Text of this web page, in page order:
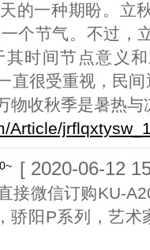
的一种期盼。立
个节气。不过，
时间节点意义
直很受重视，民间
物收秋季是暑热与
Article/
[ 2020-06-12
接微信订购KU-
骄阳P系列，艺术